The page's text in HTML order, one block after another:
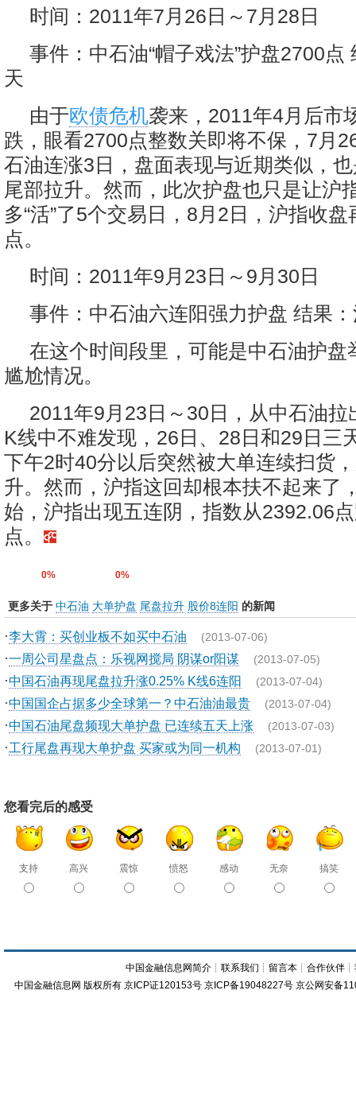
时间：2011年7月26日～7月28日
事件：中石油“帽子戏法”护盘2700点
天
由于欧债危机袭来，2011年4月后市
跌，眼看2700点整数关即将不保，7月
石油连涨3日，盘面表现与近期类似，
尾部拉升。然而，此次护盘也只是让沪
多“活”了5个交易日，8月2日，沪指收
点。
时间：2011年9月23日～9月30日
事件：中石油六连阳强力护盘 结果
在这个时间段里，可能是中石油护盘
尴尬情况。
2011年9月23日～30日，从中石油拉
K线中不难发现，26日、28日和29日三
下午2时40分以后突然被大单连续扫货
升。然而，沪指这回却根本扶不起来了
始，沪指出现五连阴，指数从2392.06
点。
0% 0%
更多关于 中石油 大单护盘 尾盘拉升 股价8连阳 的新闻
·李大霄：买创业板不如买中石油 (2013-07-06)
·一周公司星盘点：乐视网搅局 阴谋or阳谋 (2013-07-05)
·中国石油再现尾盘拉升涨0.25% K线6连阳 (2013-07-04)
·中国国企占据多少全球第一？中石油油最贵 (2013-07-04)
·中国石油尾盘频现大单护盘 已连续五天上涨 (2013-07-03)
·工行尾盘再现大单护盘 买家或为同一机构 (2013-07-01)
您看完后的感受
支持 高兴 震惊 愤怒 感动 无奈 搞笑
中国金融信息网简介 ┊联系我们 ┊ 留言本 ┊合作伙伴 ┊
中国金融信息网 版权所有 京ICP证120153号 京ICP备19048227号 京公网安备